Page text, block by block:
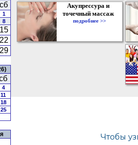
сб
1
8
15
22
29
4
11
18
25
Акупрессура и
точечный массаж
подробнее >>